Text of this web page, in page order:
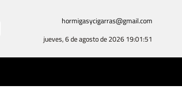
hormigasycigarras@gmail.com
jueves, 6 de agosto de 202619:01:52